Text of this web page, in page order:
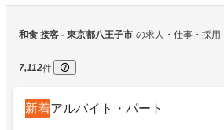
和食 接客 - 東京都八王子市 の求人・仕事・採用
7,112件
新着アルバイト・パート